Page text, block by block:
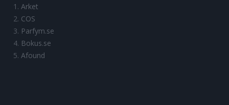
Arket
COS
Parfym.se
Bokus.se
Afound